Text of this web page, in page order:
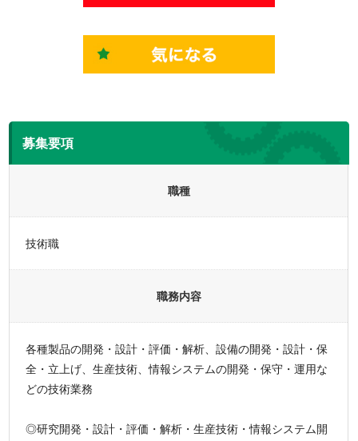
募集要項
職種
技術職
職務内容
各種製品の開発・設計・評価・解析、設備の開発・設計・保
全・立上げ、生産技術、情報システムの開発・保守・運用な
どの技術業務
◎研究開発・設計・評価・解析・生産技術・情報システム開